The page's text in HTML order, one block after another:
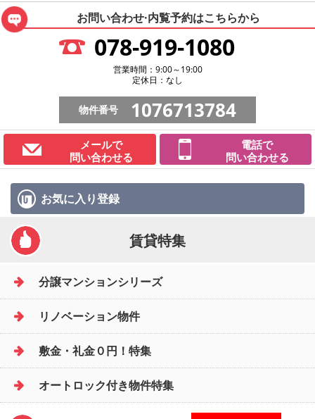
お問い合わせ·内覧予約はこちらから
078-919-1080
営業時間：9:00～19:00
定休日：なし
物件番号 1076713784
メールで
問い合わせる
電話で
問い合わせる
お気に入り登録
賃貸特集
分譲マンションシリーズ
リノベーション物件
敷金・礼金０円！特集
オートロック付き物件特集